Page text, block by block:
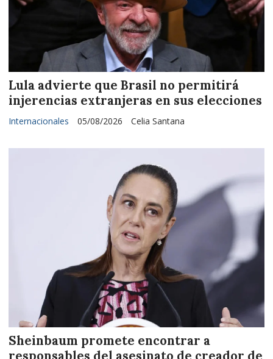
Lula advierte que Brasil no permitirá
injerencias extranjeras en sus elecciones
Celia Santana
Internacionales 05/08/2026
Sheinbaum promete encontrar a
responsables del asesinato de creador de